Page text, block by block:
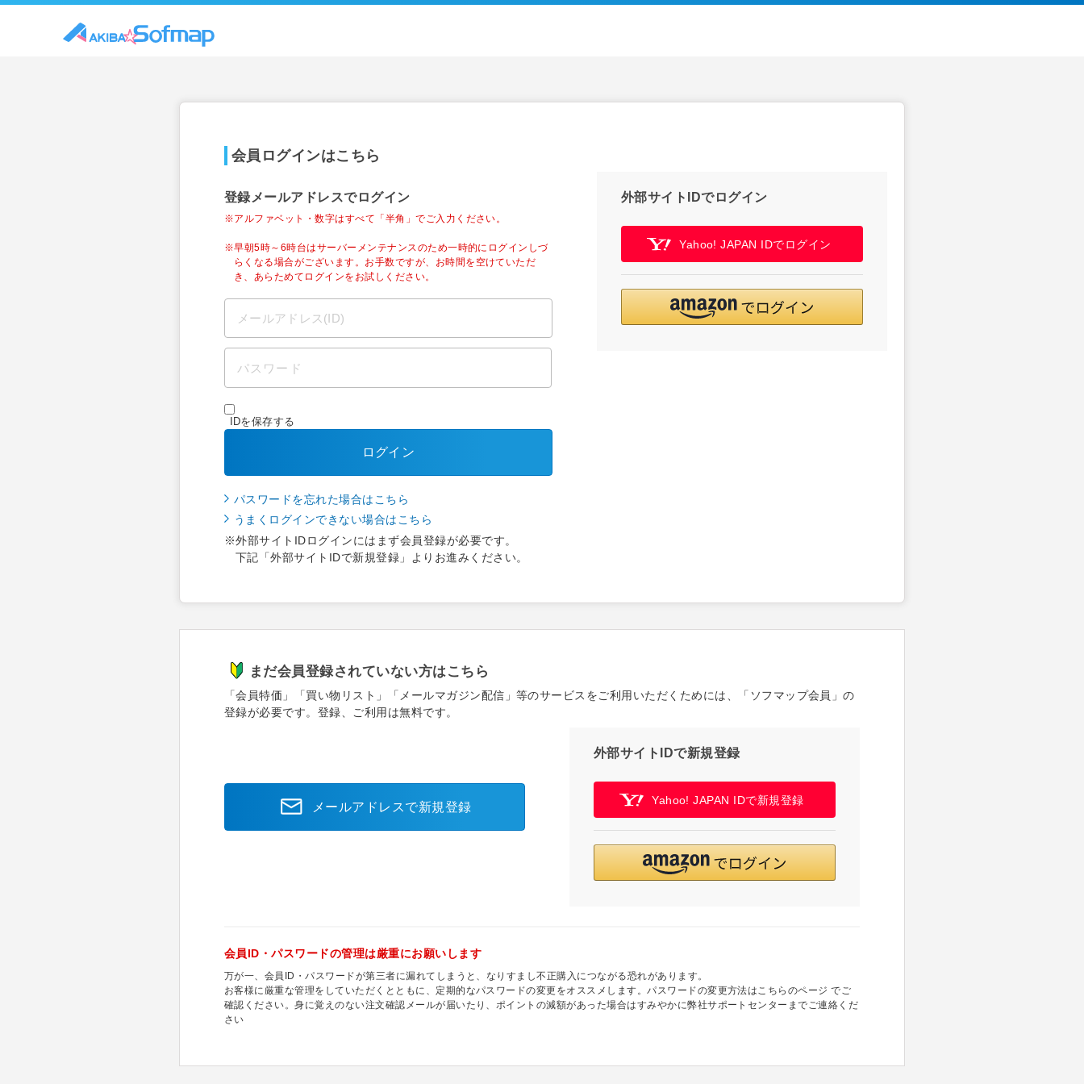
会員ログインはこちら
登録メールアドレスでログイン
※アルファベット・数字はすべて「半角」でご入力ください。
※早朝5時～6時台はサーバーメンテナンスのため一時的にログインしづ
らくなる場合がございます。お手数ですが、お時間を空けていただ
き、あらためてログインをお試しください。
IDを保存する
ログイン
パスワードを忘れた場合はこちら
うまくログインできない場合はこちら
※外部サイトIDログインにはまず会員登録が必要です。
下記「外部サイトIDで新規登録」よりお進みください。
外部サイトIDでログイン
Yahoo! JAPAN IDでログイン
まだ会員登録されていない方はこちら
「会員特価」「買い物リスト」「メールマガジン配信」等のサービスをご利用いただくためには、「ソフマップ会員」の
登録が必要です。登録、ご利用は無料です。
メールアドレスで新規登録
外部サイトIDで新規登録
Yahoo! JAPAN IDで新規登録
会員ID・パスワードの管理は厳重にお願いします
万が一、会員ID・パスワードが第三者に漏れてしまうと、なりすまし不正購入につながる恐れがあります。
お客様に厳重な管理をしていただくとともに、定期的なパスワードの変更をオススメします。パスワードの変更方法はこちらのページ でご
確認ください。身に覚えのない注文確認メールが届いたり、ポイントの減額があった場合はすみやかに弊社サポートセンターまでご連絡くだ
さい